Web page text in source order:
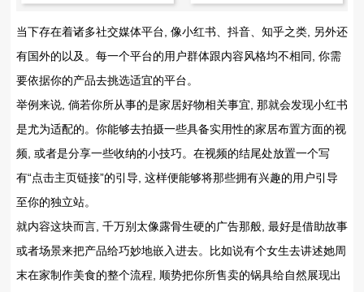
当下存在着诸多社交媒体平台, 像小红书、抖音、知乎之类, 另外还
有国外的以及。每一个平台的用户群体跟内容风格均不相同, 你需
要依据你的产品去挑选适宜的平台。
举例来说, 倘若你所从事的是家居好物相关事宜, 那就会发现小红书
是尤为适配的。你能够去拍摄一些具备实用性的家居布置方面的视
频, 或者是分享一些收纳的小技巧。在视频的结尾处放置一个写
有“点击主页链接”的引导, 这样便能够将那些拥有兴趣的用户引导
至你的独立站。
就内容这块而言, 千万别太像露骨生硬的广告那般, 最好是借助故事
或者场景来把产品给巧妙地嵌入进去。比如说有个女生去讲述她周
末在家制作美食的整个流程, 顺势把你所售卖的锅具给自然展现出